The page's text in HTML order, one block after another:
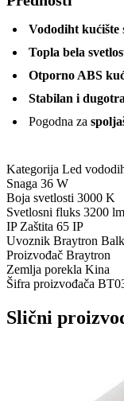
Vododiht kućište
Topla bela
Otporno ABS
Stabilan i
Pogodna za
Kategorija Led
Snaga 36 W
Boja svetlosti 3000 K
Svetlosni fluks 3200 lm
IP Zaštita 65 IP
Uvoznik Braytron
Proizvođač Braytron
Zemlja porekla Kina
Šifra proizvođača
Slični